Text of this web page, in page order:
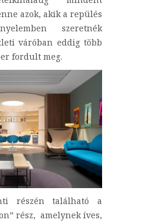
azok, akik a repülés
szeretnék
váróban eddig több
fordult meg.
részén található a
rész, amelynek íves,